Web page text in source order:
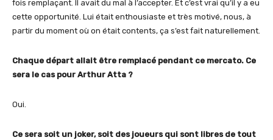
fois remplaçant. Il avait du mal à l’accepter. Et c’est vrai qu’il y a eu
cette opportunité. Lui était enthousiaste et très motivé, nous, à
partir du moment où on était contents, ça s’est fait naturellement.
Chaque départ allait être remplacé pendant ce mercato. Ce
sera le cas pour Arthur Atta ?
Oui.
Ce sera soit un joker, soit des joueurs qui sont libres de tout